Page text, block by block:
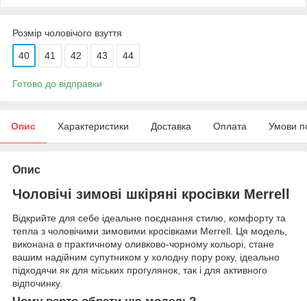
Розмір чоловічого взуття
40 41 42 43 44
Готово до відправки
Опис Характеристики Доставка Оплата Умови
Опис
Чоловічі зимові шкіряні кросівки Merrell
Відкрийте для себе ідеальне поєднання стилю, комфорту та
тепла з чоловічими зимовими кросівками Merrell. Ця модель,
виконана в практичному оливково-чорному кольорі, стане
вашим надійним супутником у холодну пору року, ідеально
підходячи як для міських прогулянок, так і для активного
відпочинку.